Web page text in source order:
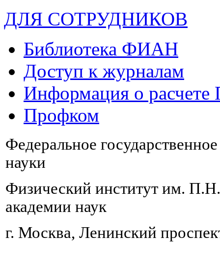
ДЛЯ СОТРУДНИКОВ
Библиотека ФИАН
Доступ к журналам
Информация о
Профком
Федеральное
науки
Физический институт им.
академии наук
г. Москва, Ленинский